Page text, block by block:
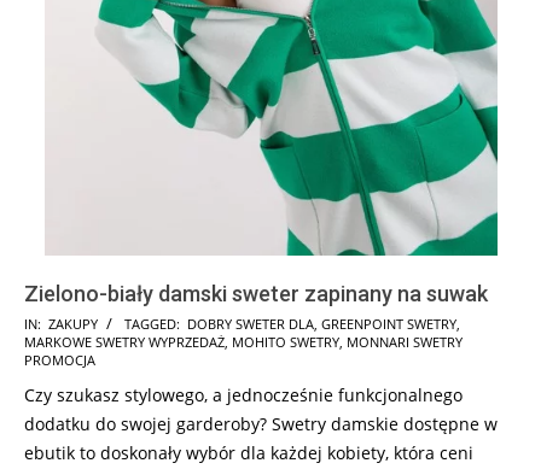
Zielono-biały damski sweter zapinany na suwak
2025-
10-
IN: ZAKUPY TAGGED: DOBRY SWETER DLA, GREENPOINT SWETRY,
MARKOWE SWETRY WYPRZEDAŻ, MOHITO SWETRY, MONNARI SWETRY
PROMOCJA
Czy szukasz stylowego, a jednocześnie funkcjonalnego
dodatku do swojej garderoby? Swetry damskie dostępne w
ebutik to doskonały wybór dla każdej kobiety, która ceni